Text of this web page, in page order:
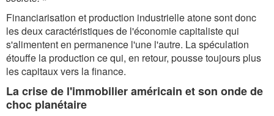
Financiarisation et production industrielle atone sont donc
les deux caractéristiques de l'économie capitaliste qui
s'alimentent en permanence l'une l'autre. La spéculation
étouffe la production ce qui, en retour, pousse toujours plus
les capitaux vers la finance.
La crise de l'immobilier américain et son onde de
choc planétaire